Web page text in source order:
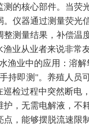
的核心部件。当荧
仪器通过测量荧光
测量结果，补偿温
业从业者来说非常友
持即测"。养殖人员
检过程中突然断电
，无需电解液，不
，能够摆脱流速限